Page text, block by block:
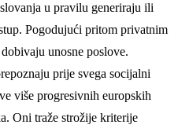
u pravilu generiraju ili
Pogodujući pritom privatnim
unosne poslove.
prije svega socijalni
više progresivnih europskih
Oni traže strožije kriterije